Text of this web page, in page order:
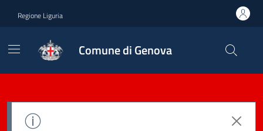
Regione Liguria
Comune di Genova